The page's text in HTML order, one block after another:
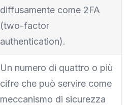
diffusamente come 2FA
(two-factor
authentication).
Un numero di quattro o più
cifre che può servire come
meccanismo di sicurezza